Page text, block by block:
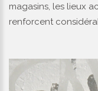
magasins, les lieux
renforcent